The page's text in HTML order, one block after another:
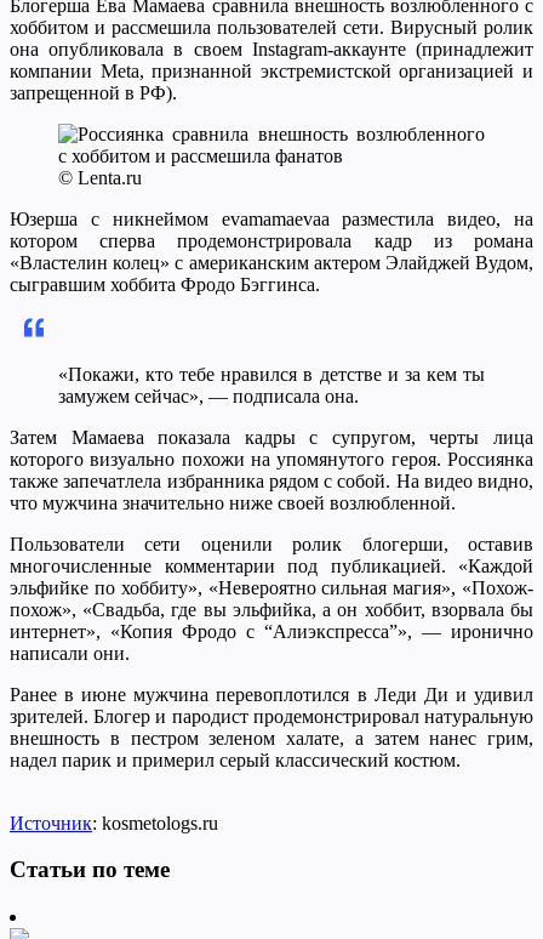
Блогерша Ева Мамаева сравнила внешность возлюбленного с
хоббитом и рассмешила пользователей сети. Вирусный ролик
она опубликовала в своем Instagram-аккаунте (принадлежит
компании Meta, признанной экстремистской организацией и
запрещенной в РФ).
© Lenta.ru
Юзерша с никнеймом evamamaevaa разместила видео, на
котором сперва продемонстрировала кадр из романа
«Властелин колец» с американским актером Элайджей Вудом,
сыгравшим хоббита Фродо Бэггинса.
«Покажи, кто тебе нравился в детстве и за кем ты
замужем сейчас», — подписала она.
Затем Мамаева показала кадры с супругом, черты лица
которого визуально похожи на упомянутого героя. Россиянка
также запечатлела избранника рядом с собой. На видео видно,
что мужчина значительно ниже своей возлюбленной.
Пользователи сети оценили ролик блогерши, оставив
многочисленные комментарии под публикацией. «Каждой
эльфийке по хоббиту», «Невероятно сильная магия», «Похож-
похож», «Свадьба, где вы эльфийка, а он хоббит, взорвала бы
интернет», «Копия Фродо с “Алиэкспресса”», — иронично
написали они.
Ранее в июне мужчина перевоплотился в Леди Ди и удивил
зрителей. Блогер и пародист продемонстрировал натуральную
внешность в пестром зеленом халате, а затем нанес грим,
надел парик и примерил серый классический костюм.
Источник: kosmetologs.ru
Статьи по теме